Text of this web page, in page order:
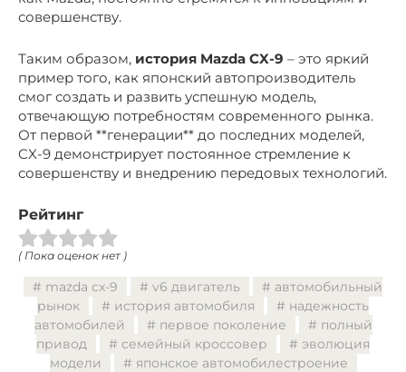
совершенству.
Таким образом, история Mazda CX-9 – это яркий
пример того, как японский автопроизводитель
смог создать и развить успешную модель,
отвечающую потребностям современного рынка.
От первой **генерации** до последних моделей,
CX-9 демонстрирует постоянное стремление к
совершенству и внедрению передовых технологий.
Рейтинг
( Пока оценок нет )
mazda cx-9 v6 двигатель
автомобильный
рынок
история автомобиля
надежность
автомобилей
первое поколение
полный
привод
семейный кроссовер
эволюция
модели
японское автомобилестроение